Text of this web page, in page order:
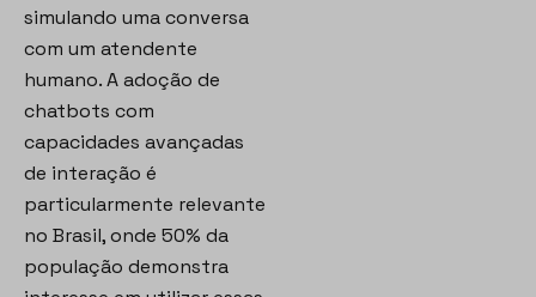
simulando uma conversa
com um atendente
humano. A adoção de
chatbots com
capacidades avançadas
de interação é
particularmente relevante
no Brasil, onde 50% da
população demonstra